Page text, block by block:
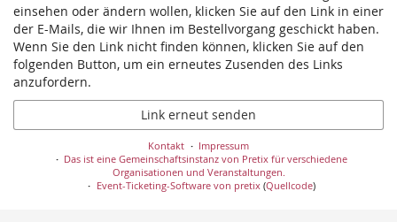
einsehen oder ändern wollen, klicken Sie auf den Link in einer
der E-Mails, die wir Ihnen im Bestellvorgang geschickt haben.
Wenn Sie den Link nicht finden können, klicken Sie auf den
folgenden Button, um ein erneutes Zusenden des Links
anzufordern.
Link erneut senden
Kontakt
Impressum
Das ist eine Gemeinschaftsinstanz von Pretix für verschiedene
Organisationen und Veranstaltungen.
Event-Ticketing-Software von pretix(Quellcode)